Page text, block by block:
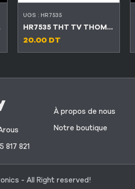
50″
UGS : HR7535
HR7535 THT TV THOMSON TX
20.00 DT
817 821
À propos de nous
Notre boutique
- All Right reserved!